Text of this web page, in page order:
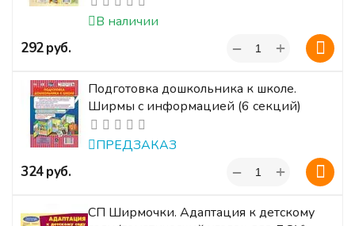
В наличии
‍292‍руб. +
−
Подготовка дошкольника к школе.
Ширмы с информацией (6 секций)
ПРЕДЗАКАЗ
‍324‍руб. +
−
СП Ширмочки. Адаптация к детскому